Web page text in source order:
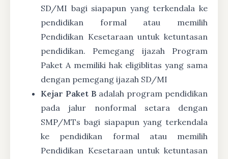
SD/MI bagi siapapun yang terkendala ke
pendidikan formal atau memilih
Pendidikan Kesetaraan untuk ketuntasan
pendidikan. Pemegang ijazah Program
Paket A memiliki hak eligiblitas yang sama
dengan pemegang ijazah SD/MI
Kejar Paket B adalah program pendidikan
pada jalur nonformal setara dengan
SMP/MTs bagi siapapun yang terkendala
ke pendidikan formal atau memilih
Pendidikan Kesetaraan untuk ketuntasan